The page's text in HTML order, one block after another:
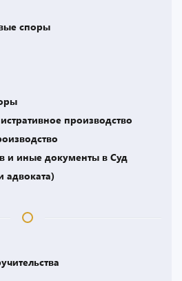
споры
производство
и иные документы в Суд
адвоката)